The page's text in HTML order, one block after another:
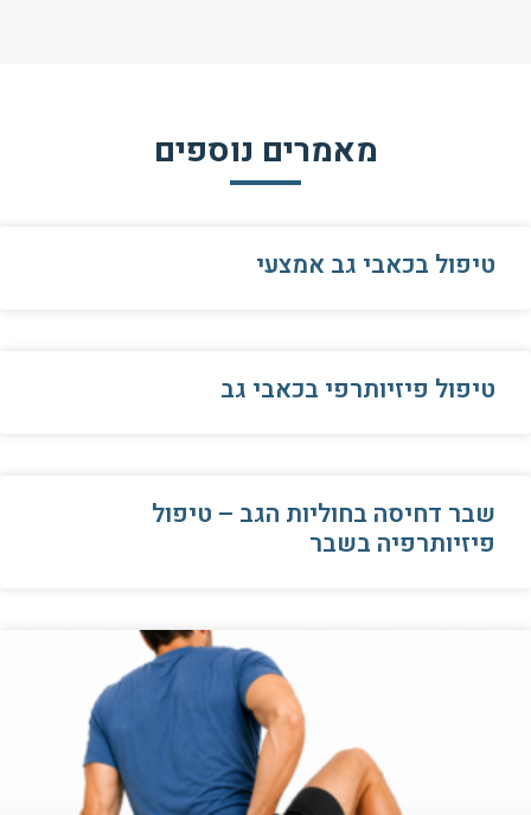
מאמרים נוספים
טיפול בכאבי גב אמצעי
טיפול פיזיותרפי בכאבי גב
שבר דחיסה בחוליות הגב – טיפול
פיזיותרפיה בשבר